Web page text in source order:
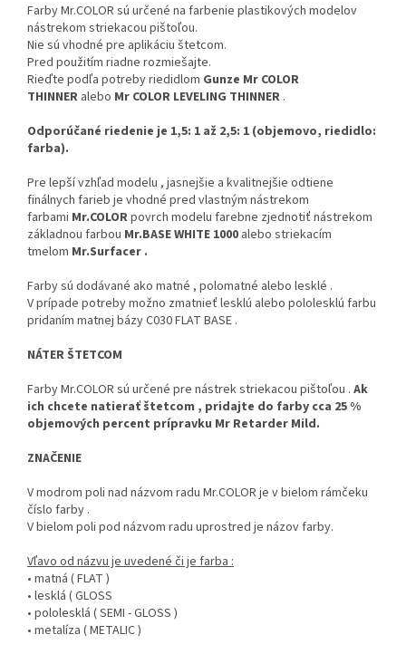
Farby Mr.COLOR sú určené na farbenie plastikových modelov
nástrekom striekacou pištoľou.
Nie sú vhodné pre aplikáciu štetcom.
Pred použitím riadne rozmiešajte.
Rieďte podľa potreby riedidlom Gunze Mr COLOR
THINNER alebo Mr COLOR LEVELING THINNER .
Odporúčané riedenie je 1,5: 1 až 2,5: 1 (objemovo, riedidlo:
farba).
Pre lepší vzhľad modelu , jasnejšie a kvalitnejšie odtiene
finálnych farieb je vhodné pred vlastným nástrekom
farbami Mr.COLORpovrch modelu farebne zjednotiť nástrekom
základnou farbou Mr.BASE WHITE 1000 alebo striekacím
tmelom Mr.Surfacer .
Farby sú dodávané ako matné , polomatné alebo lesklé .
V prípade potreby možno zmatnieť lesklú alebo pololesklú farbu
pridaním matnej bázy C030 FLAT BASE .
NÁTER ŠTETCOM
Farby Mr.COLOR sú určené pre nástrek striekacou pištoľou . Ak
ich chcete natierať štetcom , pridajte do farby cca 25 %
objemových percent prípravku Mr Retarder Mild.
ZNAČENIE
V modrom poli nad názvom radu Mr.COLOR je v bielom rámčeku
číslo farby .
V bielom poli pod názvom radu uprostred je názov farby.
Vľavo od názvu je uvedené či je farba :
• matná ( FLAT )
• lesklá ( GLOSS
• pololesklá ( SEMI - GLOSS )
• metalíza ( METALIC )